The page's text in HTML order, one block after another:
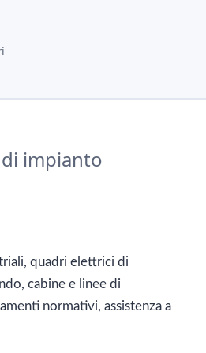
impianto
quadri elettrici di
cabine e linee di
normativi, assistenza a